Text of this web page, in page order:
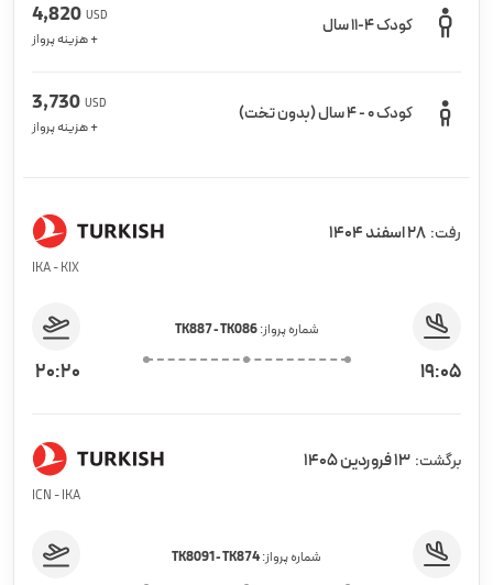
کودک 4-11 سال USD
4,820
+ هزینه پرواز
کودک 0 - 4 سال (بدون تخت) USD
3,730
+ هزینه پرواز
رفت: 28 اسفند 1404
IKA - KIX
19:05
شماره پرواز:TK887 - TK086
20:20
برگشت: 13 فروردین 1405
ICN - IKA
شماره پرواز:TK8091 - TK874